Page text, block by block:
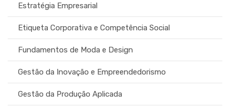
Estratégia Empresarial
Etiqueta Corporativa e Competência Social
Fundamentos de Moda e Design
Gestão da Inovação e Empreendedorismo
Gestão da Produção Aplicada